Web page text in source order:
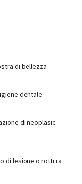
di bellezza
dentale
di neoplasie
di lesione o rottura